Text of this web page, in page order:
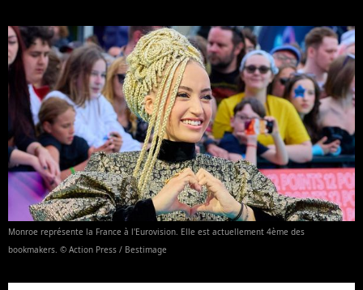
Monroe représente la France à l'Eurovision. Elle est actuellement 4ème des
bookmakers. © Action Press / Bestimage